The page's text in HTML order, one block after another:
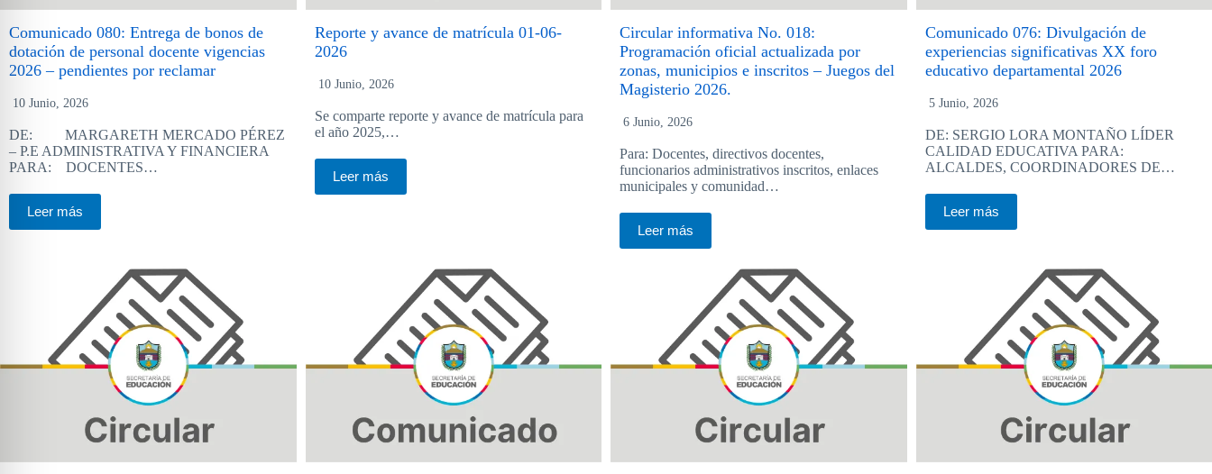
Comunicado 080: Entrega de bonos de
dotación de personal docente vigencias
2026 – pendientes por reclamar
10 Junio, 2026
DE: MARGARETH MERCADO PÉREZ
– P.E ADMINISTRATIVA Y FINANCIERA
PARA: DOCENTES…
Leer más
Reporte y avance de matrícula 01-06-
2026
10 Junio, 2026
Se comparte reporte y avance de matrícula para
el año 2025,…
Leer más
Circular informativa No. 018:
Programación oficial actualizada por
zonas, municipios e inscritos – Juegos del
Magisterio 2026.
6 Junio, 2026
Para: Docentes, directivos docentes,
funcionarios administrativos inscritos, enlaces
municipales y comunidad…
Leer más
Comunicado 076: Divulgación de
experiencias significativas XX foro
educativo departamental 2026
5 Junio, 2026
DE: SERGIO LORA MONTAÑO LÍDER
CALIDAD EDUCATIVA PARA:
ALCALDES, COORDINADORES DE…
Leer más